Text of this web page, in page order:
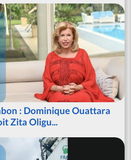
: Dominique Ouattara
Zita Oligu...